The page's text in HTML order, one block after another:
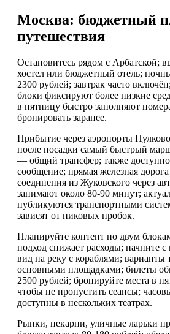
Москва: бюджетный
путешествия
Остановитесь рядом с Арбатской;
хостел или бюджетный отель;
2300 рублей; завтрак часто
блоки фиксируют более низкие
в пятницу быстро заполняют
бронировать заранее.
Прибытие через аэропорты
после посадки самый быстрый
— общий трансфер; также
сообщение; прямая железная
соединения из Жуковского через
занимают около 80-90 минут;
публикуются транспортными
зависят от пиковых пробок.
Планируйте контент по двум
подход снижает расходы; начните
вид на реку с кораблями; варианты
основными площадками; билеты
2500 рублей; бронируйте места в
чтобы не пропустить сеансы;
доступны в нескольких театрах.
Рынки, пекарни, уличные ларьки